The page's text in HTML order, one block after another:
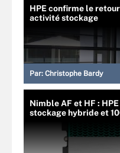
HPE confirme le
activité stockage
Par: Christophe Bardy
Nimble AF et HF :
stockage hybride et